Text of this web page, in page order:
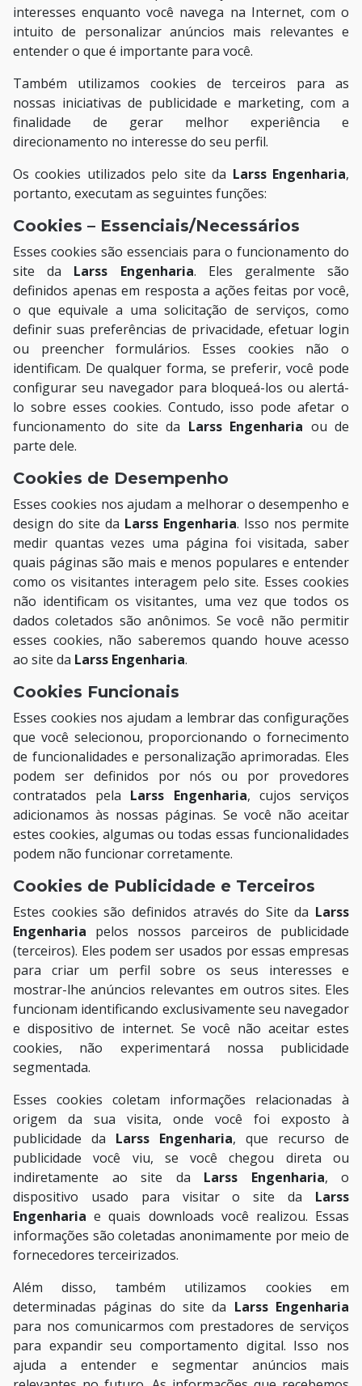
interesses enquanto você navega na Internet, com o
intuito de personalizar anúncios mais relevantes e
entender o que é importante para você.
Também utilizamos cookies de terceiros para as
nossas iniciativas de publicidade e marketing, com a
finalidade de gerar melhor experiência e
direcionamento no interesse do seu perfil.
Os cookies utilizados pelo site da Larss Engenharia,
portanto, executam as seguintes funções:
Cookies – Essenciais/Necessários
Esses cookies são essenciais para o funcionamento do
site da Larss Engenharia. Eles geralmente são
definidos apenas em resposta a ações feitas por você,
o que equivale a uma solicitação de serviços, como
definir suas preferências de privacidade, efetuar login
ou preencher formulários. Esses cookies não o
identificam. De qualquer forma, se preferir, você pode
configurar seu navegador para bloqueá-los ou alertá-
lo sobre esses cookies. Contudo, isso pode afetar o
funcionamento do site da Larss Engenharia ou de
parte dele.
Cookies de Desempenho
Esses cookies nos ajudam a melhorar o desempenho e
design do site da Larss Engenharia. Isso nos permite
medir quantas vezes uma página foi visitada, saber
quais páginas são mais e menos populares e entender
como os visitantes interagem pelo site. Esses cookies
não identificam os visitantes, uma vez que todos os
dados coletados são anônimos. Se você não permitir
esses cookies, não saberemos quando houve acesso
ao site da Larss Engenharia.
Cookies Funcionais
Esses cookies nos ajudam a lembrar das configurações
que você selecionou, proporcionando o fornecimento
de funcionalidades e personalização aprimoradas. Eles
podem ser definidos por nós ou por provedores
contratados pela Larss Engenharia, cujos serviços
adicionamos às nossas páginas. Se você não aceitar
estes cookies, algumas ou todas essas funcionalidades
podem não funcionar corretamente.
Cookies de Publicidade e Terceiros
Estes cookies são definidos através do Site da Larss
Engenharia pelos nossos parceiros de publicidade
(terceiros). Eles podem ser usados por essas empresas
para criar um perfil sobre os seus interesses e
mostrar-lhe anúncios relevantes em outros sites. Eles
funcionam identificando exclusivamente seu navegador
e dispositivo de internet. Se você não aceitar estes
cookies, não experimentará nossa publicidade
segmentada.
Esses cookies coletam informações relacionadas à
origem da sua visita, onde você foi exposto à
publicidade da Larss Engenharia, que recurso de
publicidade você viu, se você chegou direta ou
indiretamente ao site da Larss Engenharia, o
dispositivo usado para visitar o site da Larss
Engenhariae quais downloads você realizou. Essas
informações são coletadas anonimamente por meio de
fornecedores terceirizados.
Além disso, também utilizamos cookies em
determinadas páginas do site da Larss Engenharia
para nos comunicarmos com prestadores de serviços
para expandir seu comportamento digital. Isso nos
ajuda a entender e segmentar anúncios mais